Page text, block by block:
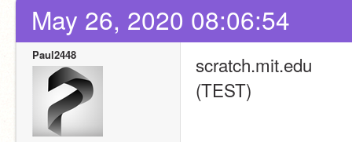
May 26, 2020 08:06:54
Paul2448
scratch.mit.edu
(TEST)